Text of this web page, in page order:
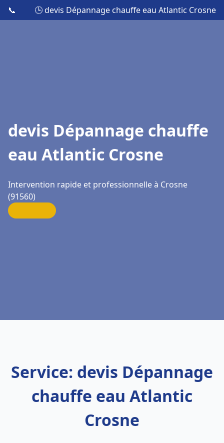
📞 🕒 devis Dépannage chauffe eau Atlantic Crosne
devis Dépannage chauffe
eau Atlantic Crosne
Intervention rapide et professionnelle à Crosne
(91560)
Service: devis Dépannage
chauffe eau Atlantic
Crosne